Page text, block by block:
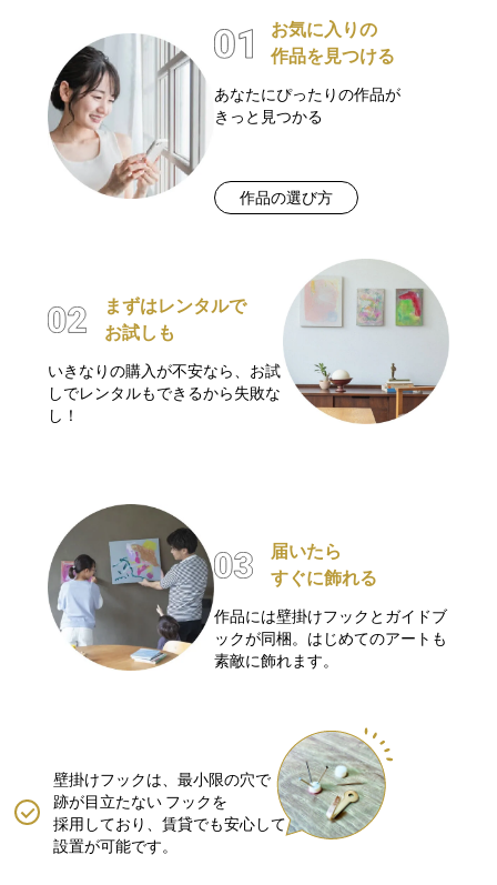
お気に入りの
作品を見つける
あなたにぴったりの作品が
きっと見つかる
作品の選び方
まずはレンタルで
お試しも
いきなりの購入が不安なら、お試
しでレンタルもできるから失敗な
し！
届いたら
すぐに飾れる
作品には壁掛けフックとガイドブ
ックが同梱。はじめてのアートも
素敵に飾れます。
壁掛けフックは、最小限の穴で
跡が目立たない フックを
採用しており、賃貸でも安心して
設置が可能です。